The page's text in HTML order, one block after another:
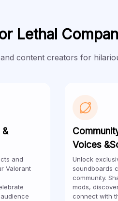
Lethal
content creators for
&
and
Valorant
Voices
Unlock
soundboards
community.
mods,
connect with